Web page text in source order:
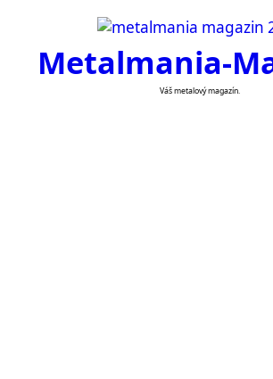
contentMetalmania-
Váš metalový magazín.